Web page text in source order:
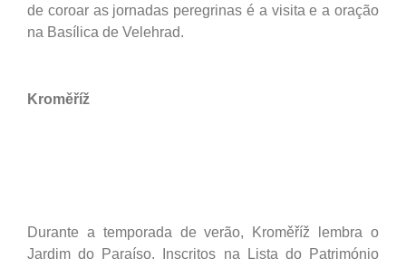
de coroar as jornadas peregrinas é a visita e a oração
na Basílica de Velehrad.
Kroměříž
Durante a temporada de verão, Kroměříž lembra o
Jardim do Paraíso. Inscritos na Lista do Património